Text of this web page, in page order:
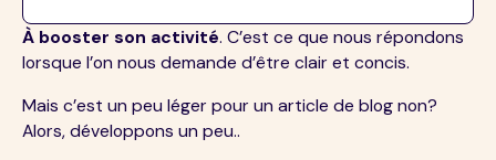
À booster son activité. C’est ce que nous répondons
lorsque l’on nous demande d’être clair et concis.
Mais c’est un peu léger pour un article de blog non?
Alors, développons un peu..